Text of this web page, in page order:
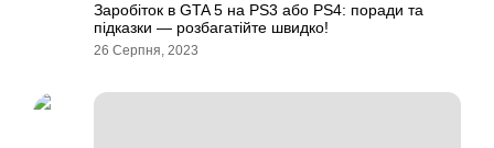
Заробіток в GTA 5 на PS3 або PS4: поради та
підказки — розбагатійте швидко!
26 Серпня, 2023